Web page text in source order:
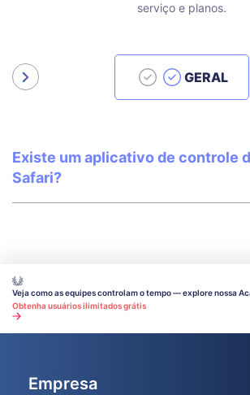
serviço e planos.
GERAL
Existe um aplicativo de controle
Safari?
Veja como as equipes controlam o tempo — explore nossa
Obtenha usuários ilimitados grátis
Empresa